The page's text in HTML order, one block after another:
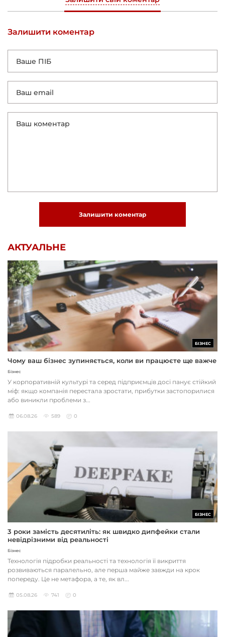
Залишити коментар
Залишити коментар
АКТУАЛЬНЕ
БІЗНЕС
Чому ваш бізнес зупиняється, коли ви працюєте ще важче
Бізнес
У корпоративній культурі та серед підприємців досі панує стійкий
міф: якщо компанія перестала зростати, прибутки застопорилися
або виникли проблеми з...
06.08.26 589 0
БІЗНЕС
3 роки замість десятиліть: як швидко дипфейки стали
невідрізними від реальності
Бізнес
Технологія підробки реальності та технологія її викриття
розвиваються паралельно, але перша майже завжди на крок
попереду. Це не метафора, а те, як вл...
05.08.26 741 0